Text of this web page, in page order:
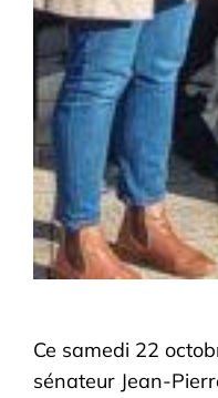
Ce samedi 22
sénateur Jean-